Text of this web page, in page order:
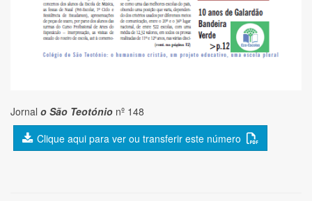
Jornal o São Teotónio nº 148
Clique aqui para ver ou transferir este número